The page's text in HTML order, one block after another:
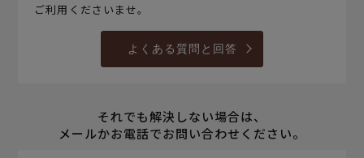
ご利用くださいませ。
よくある質問と回答
それでも解決しない場合は、
メールかお電話でお問い合わせください。